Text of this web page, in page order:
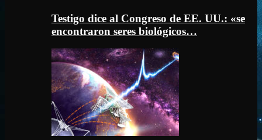
Testigo dice al Congreso de EE. UU.: «se
encontraron seres biológicos…